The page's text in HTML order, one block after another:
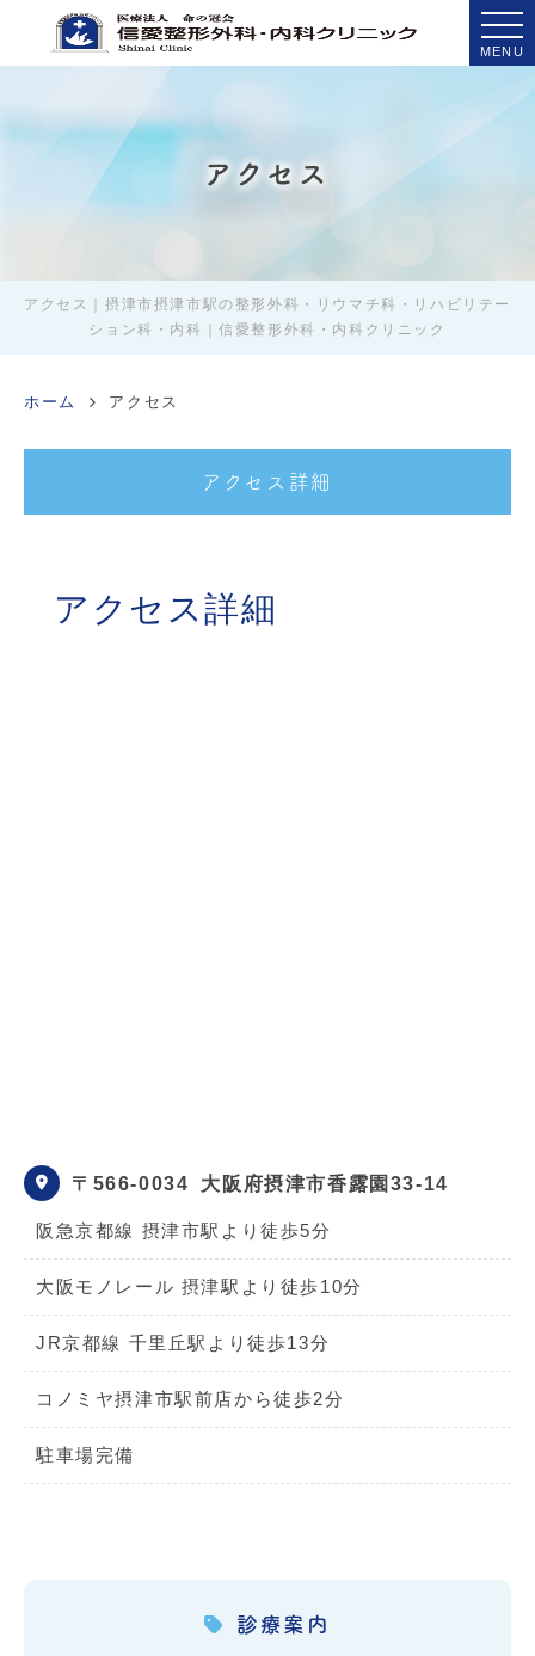
MENU
アクセス
アクセス｜摂津市摂津市駅の整形外科・リウマチ科・リハビリテー
ション科・内科｜信愛整形外科・内科クリニック
ホーム アクセス
アクセス詳細
アクセス詳細
〒566-0034 大阪府摂津市香露園33-14
阪急京都線 摂津市駅より徒歩5分
大阪モノレール 摂津駅より徒歩10分
JR京都線 千里丘駅より徒歩13分
コノミヤ摂津市駅前店から徒歩2分
駐車場完備
診療案内